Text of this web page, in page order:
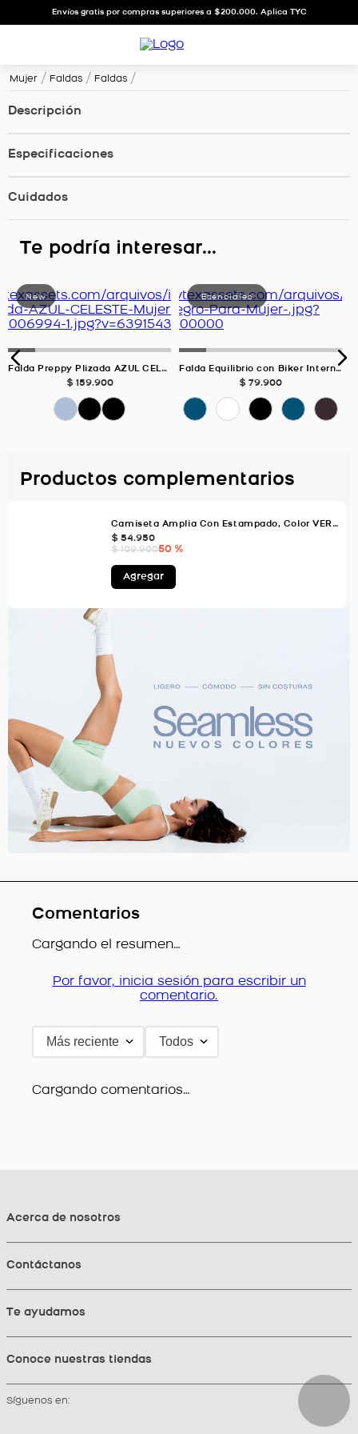
Envíos gratis por compras superiores a $200.000. Aplica TYC
Mujer Faldas Faldas
Descripción
Especificaciones
Cuidados
Te podría interesar...
Falda Preppy Plizada AZUL CELESTE Para Mujer
$ 159.900
Falda Equilibrio con Biker Interno, Color Negro Para Mujer
$ 79.900
Productos complementarios
Camiseta Amplia Con Estampado, Color VERDE AGUA Para Mujer
$ 54.950
$ 109.90050 %
Agregar
Comentarios
Cargando el resumen…
Por favor, inicia sesión para escribir un
comentario.
Más reciente Todos
Cargando comentarios…
Acerca de nosotros
Contáctanos
Te ayudamos
Conoce nuestras tiendas
Síguenos en: